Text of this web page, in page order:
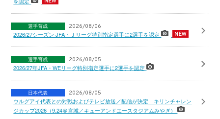
選手育成 2026/08/06
2026/27シーズン JFA・Ｊリーグ特別指定選手に2選手を認定
選手育成 2026/08/05
2026/27年JFA・WEリーグ特別指定選手に2選手を認定
日本代表 2026/08/05
ウルグアイ代表との対戦およびテレビ放送／配信が決定 キリンチャレン
ジカップ2026（9.24＠宮城／キューアンドエースタジアムみやぎ）